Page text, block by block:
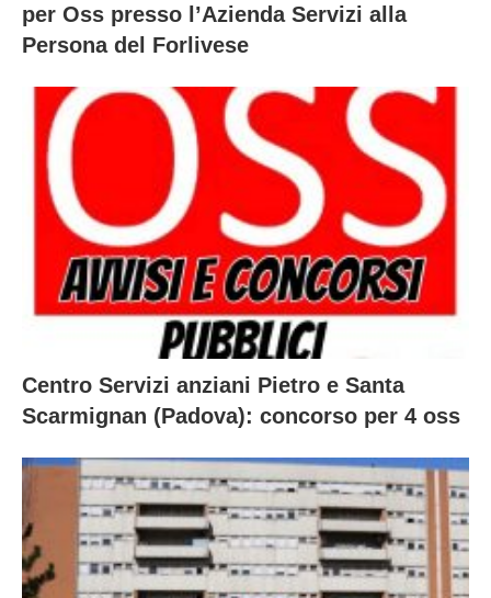
per Oss presso l’Azienda Servizi alla
Persona del Forlivese
Centro Servizi anziani Pietro e Santa
Scarmignan (Padova): concorso per 4 oss